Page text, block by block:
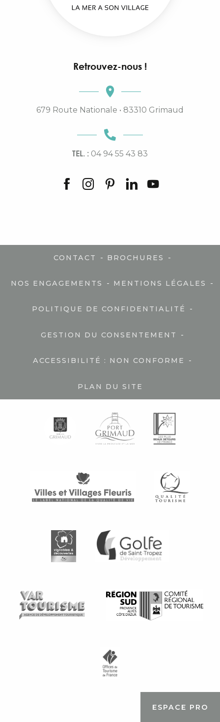
Retrouvez-nous !
679 Route Nationale • 83310 Grimaud
TEL. : 04 94 55 43 83
CONTACT - BROCHURES -
NOS ENGAGEMENTS - MENTIONS LÉGALES -
POLITIQUE DE CONFIDENTIALITÉ -
GESTION DU CONSENTEMENT -
ACCESSIBILITÉ : NON CONFORME -
PLAN DU SITE
ESPACE PRO